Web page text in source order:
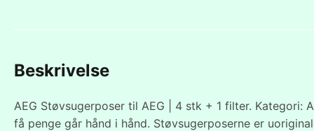
Beskrivelse
AEG Støvsugerposer til AEG | 4 stk + 1 filter.
få penge går hånd i hånd. Støvsugerposerne er